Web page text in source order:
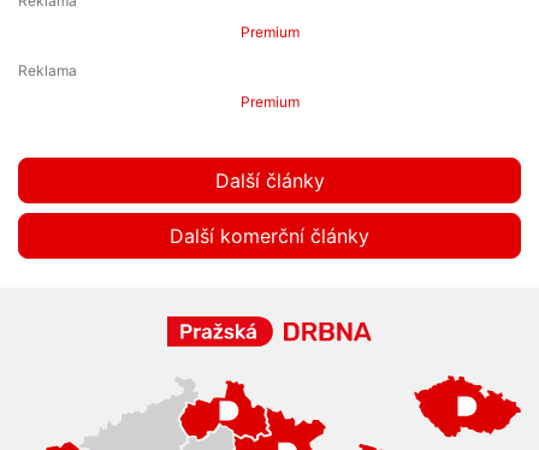
Premium
Premium
Další články
Další komerční články